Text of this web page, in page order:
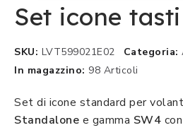
Set icone tasti
SKU LVT599021E02 Categoria
In magazzino 98 Articoli
Set di icone standard per
Standalone e gamma SW4